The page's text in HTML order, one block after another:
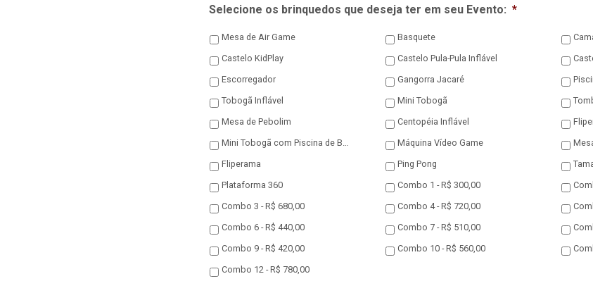
MM
barra
YYYY
Selecione os brinquedos que deseja ter em seu Evento: *
Mesa de Air Game Basquete
Castelo KidPlay
Castelo Pula-Pula Inflável
Escorregador
Gangorra Jacaré
Tobogã Inflável
Mini Tobogã
Mesa de Pebolim
Centopéia Inflável
Mini Tobogã com Piscina de Bolinhas
Máquina Vídeo Game
Fliperama
Ping Pong
Plataforma 360
Combo 1 - R$ 300,00
Combo 3 - R$ 680,00
Combo 4 - R$ 720,00
Combo 6 - R$ 440,00
Combo 7 - R$ 510,00
Combo 9 - R$ 420,00
Combo 10 - R$ 560,00
Combo 12 - R$ 780,00